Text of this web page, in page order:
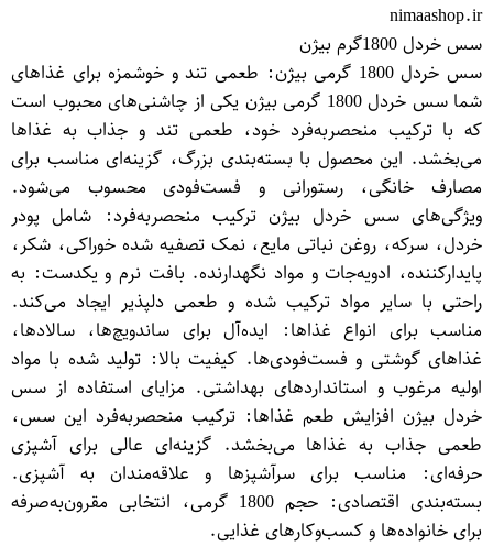
nimaashop.ir
سس خردل 1800گرم بیژن
سس خردل 1800 گرمی بیژن: طعمی تند و خوشمزه برای غذاهای
شما سس خردل 1800 گرمی بیژن یکی از چاشنی‌های محبوب است
که با ترکیب منحصر‌به‌فرد خود، طعمی تند و جذاب به غذاها
می‌بخشد. این محصول با بسته‌بندی بزرگ، گزینه‌ای مناسب برای
مصارف خانگی، رستورانی و فست‌فودی محسوب می‌شود.
ویژگی‌های سس خردل بیژن ترکیب منحصر‌به‌فرد: شامل پودر
خردل، سرکه، روغن نباتی مایع، نمک تصفیه شده خوراکی، شکر،
پایدارکننده، ادویه‌جات و مواد نگهدارنده. بافت نرم و یکدست: به
راحتی با سایر مواد ترکیب شده و طعمی دلپذیر ایجاد می‌کند.
مناسب برای انواع غذاها: ایده‌آل برای ساندویچ‌ها، سالادها،
غذاهای گوشتی و فست‌فودی‌ها. کیفیت بالا: تولید شده با مواد
اولیه مرغوب و استانداردهای بهداشتی. مزایای استفاده از سس
خردل بیژن افزایش طعم غذاها: ترکیب منحصر‌به‌فرد این سس،
طعمی جذاب به غذاها می‌بخشد. گزینه‌ای عالی برای آشپزی
حرفه‌ای: مناسب برای سرآشپزها و علاقه‌مندان به آشپزی.
بسته‌بندی اقتصادی: حجم 1800 گرمی، انتخابی مقرون‌به‌صرفه
برای خانواده‌ها و کسب‌وکارهای غذایی.